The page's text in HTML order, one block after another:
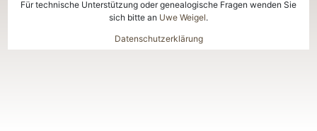
Für technische Unterstützung oder genealogische Fragen wenden Sie
sich bitte an Uwe Weigel.
Datenschutzerklärung